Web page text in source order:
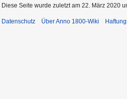
Diese Seite wurde zuletzt am 22. März 2020
Datenschutz Über Anno 1800-Wiki